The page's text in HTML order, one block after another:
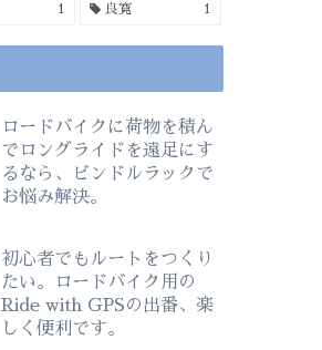
1 良寛 1
ロードバイクに荷物を積ん
でロングライドを遠足にす
るなら、ビンドルラックで
お悩み解決。
初心者でもルートをつくり
たい。ロードバイク用の
Ride with GPSの出番、楽
しく便利です。